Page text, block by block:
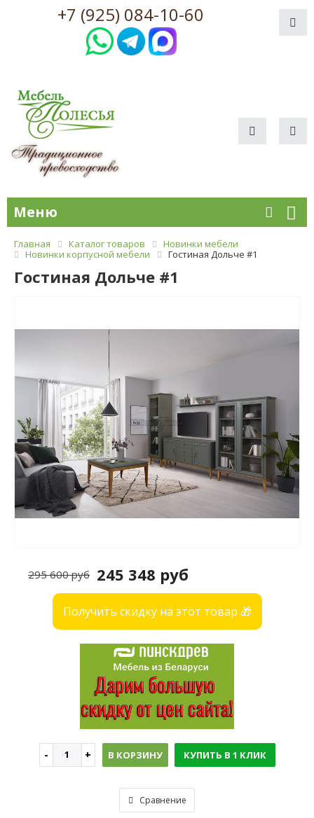
+7 (925) 084-10-60
Меню
Главная Каталог товаров
Новинки мебели
Новинки корпусной мебели
Гостиная Дольче #1
Гостиная Дольче #1
245 348 руб
295 600 руб
Получить скидку на этот товар 🎁
В КОРЗИНУ КУПИТЬ В 1 КЛИК
Сравнение